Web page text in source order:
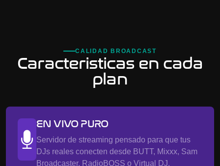
CALIDAD BROADCAST
Caracteristicas en cada
plan
EN VIVO PURO
Servidor de streaming pensado para que tus
DJs reales conecten desde BUTT, Mixxx, Sam
Broadcaster, RadioBOSS o Virtual DJ.